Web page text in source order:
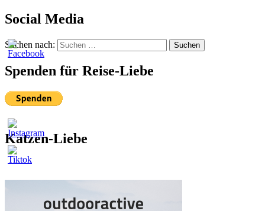
Social Media
Suchen nach: Suchen
Spenden für Reise-Liebe
Katzen-Liebe